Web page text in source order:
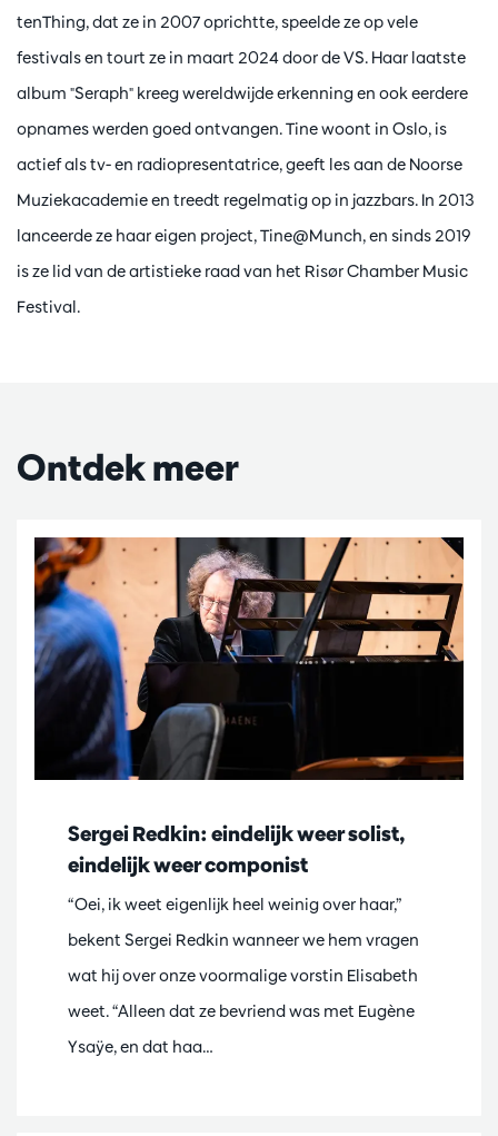
tenThing, dat ze in 2007 oprichtte, speelde ze op vele
festivals en tourt ze in maart 2024 door de VS. Haar laatste
album "Seraph" kreeg wereldwijde erkenning en ook eerdere
opnames werden goed ontvangen. Tine woont in Oslo, is
actief als tv- en radiopresentatrice, geeft les aan de Noorse
Muziekacademie en treedt regelmatig op in jazzbars. In 2013
lanceerde ze haar eigen project, Tine@Munch, en sinds 2019
is ze lid van de artistieke raad van het Risør Chamber Music
Festival.
Ontdek meer
Sergei Redkin: eindelijk weer solist,
eindelijk weer componist
“Oei, ik weet eigenlijk heel weinig over haar,”
bekent Sergei Redkin wanneer we hem vragen
wat hij over onze voormalige vorstin Elisabeth
weet. “Alleen dat ze bevriend was met Eugène
Ysaÿe, en dat haa…